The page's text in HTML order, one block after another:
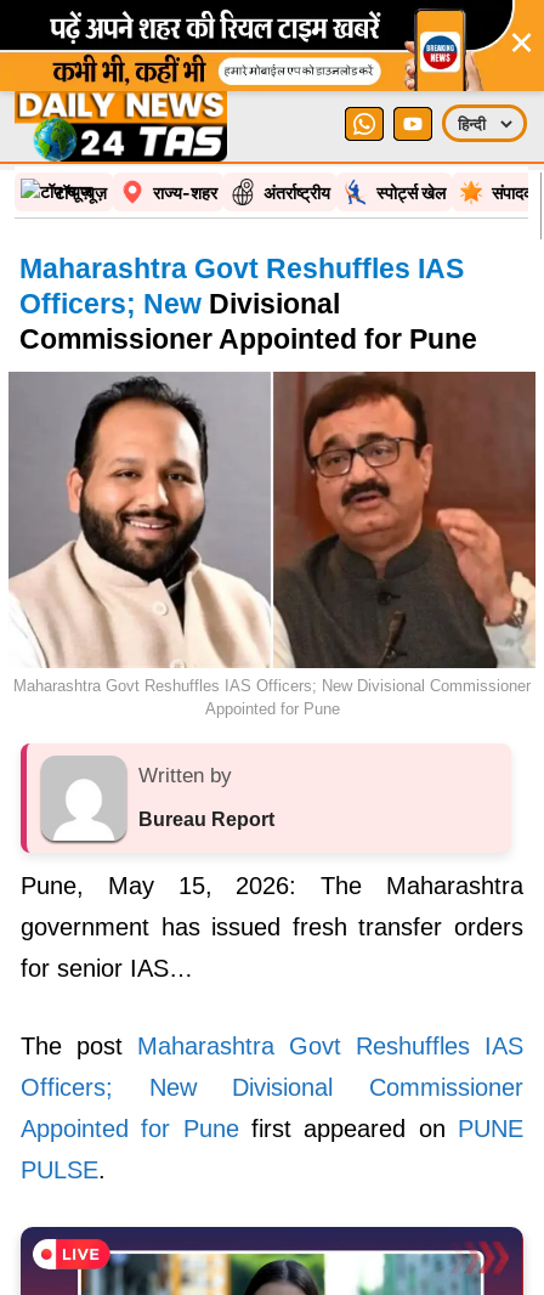
×
टॉप न्यूज़ राज्य-शहर अंतर्राष्ट्रीय स्पोर्ट्स खेल
Maharashtra Govt Reshuffles IAS
Officers; New Divisional
Commissioner Appointed for Pune
Maharashtra Govt Reshuffles IAS Officers; New Divisional Commissioner
Appointed for Pune
Written by
Bureau Report
Pune, May 15, 2026: The Maharashtra
government has issued fresh transfer orders
for senior IAS…
The post Maharashtra Govt Reshuffles IAS
Officers; New Divisional Commissioner
Appointed for Punefirst appeared on PUNE
PULSE.